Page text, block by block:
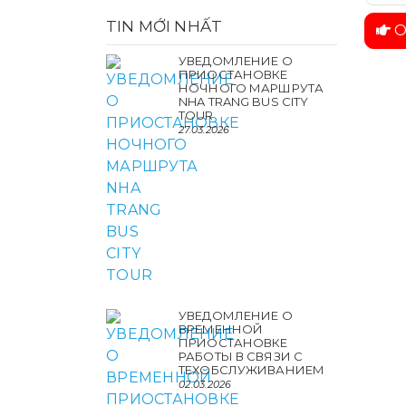
TIN MỚI NHẤT
УВЕДОМЛЕНИЕ О
ПРИОСТАНОВКЕ
НОЧНОГО МАРШРУТА
NHA TRANG BUS CITY
TOUR
27.03.2026
УВЕДОМЛЕНИЕ О
ВРЕМЕННОЙ
ПРИОСТАНОВКЕ
РАБОТЫ В СВЯЗИ С
ТЕХОБСЛУЖИВАНИЕМ
02.03.2026